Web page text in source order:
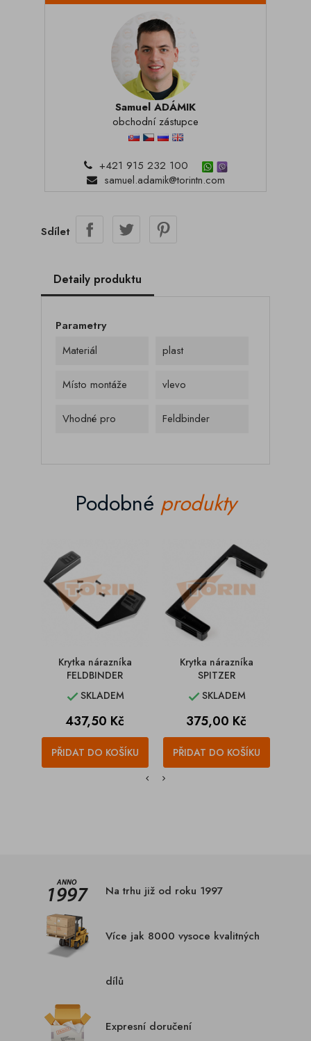
Samuel ADÁMIK
obchodní zástupce
+421 915 232 100
samuel.adamik@torintn.com
Sdílet
Detaily produktu
Parametry
Materiál
plast
Místo montáže vlevo
Vhodné pro Feldbinder
Podobné produkty
Krytka nárazníka
FELDBINDER
SKLADEM
Cena
437,50 Kč
PŘIDAT DO KOŠÍKU
Krytka nárazníka
SPITZER
SKLADEM
Cena
375,00 Kč
PŘIDAT DO KOŠÍKU
Na trhu již od roku 1997
Více jak 8000 vysoce kvalitných
dílů
Expresní doručení